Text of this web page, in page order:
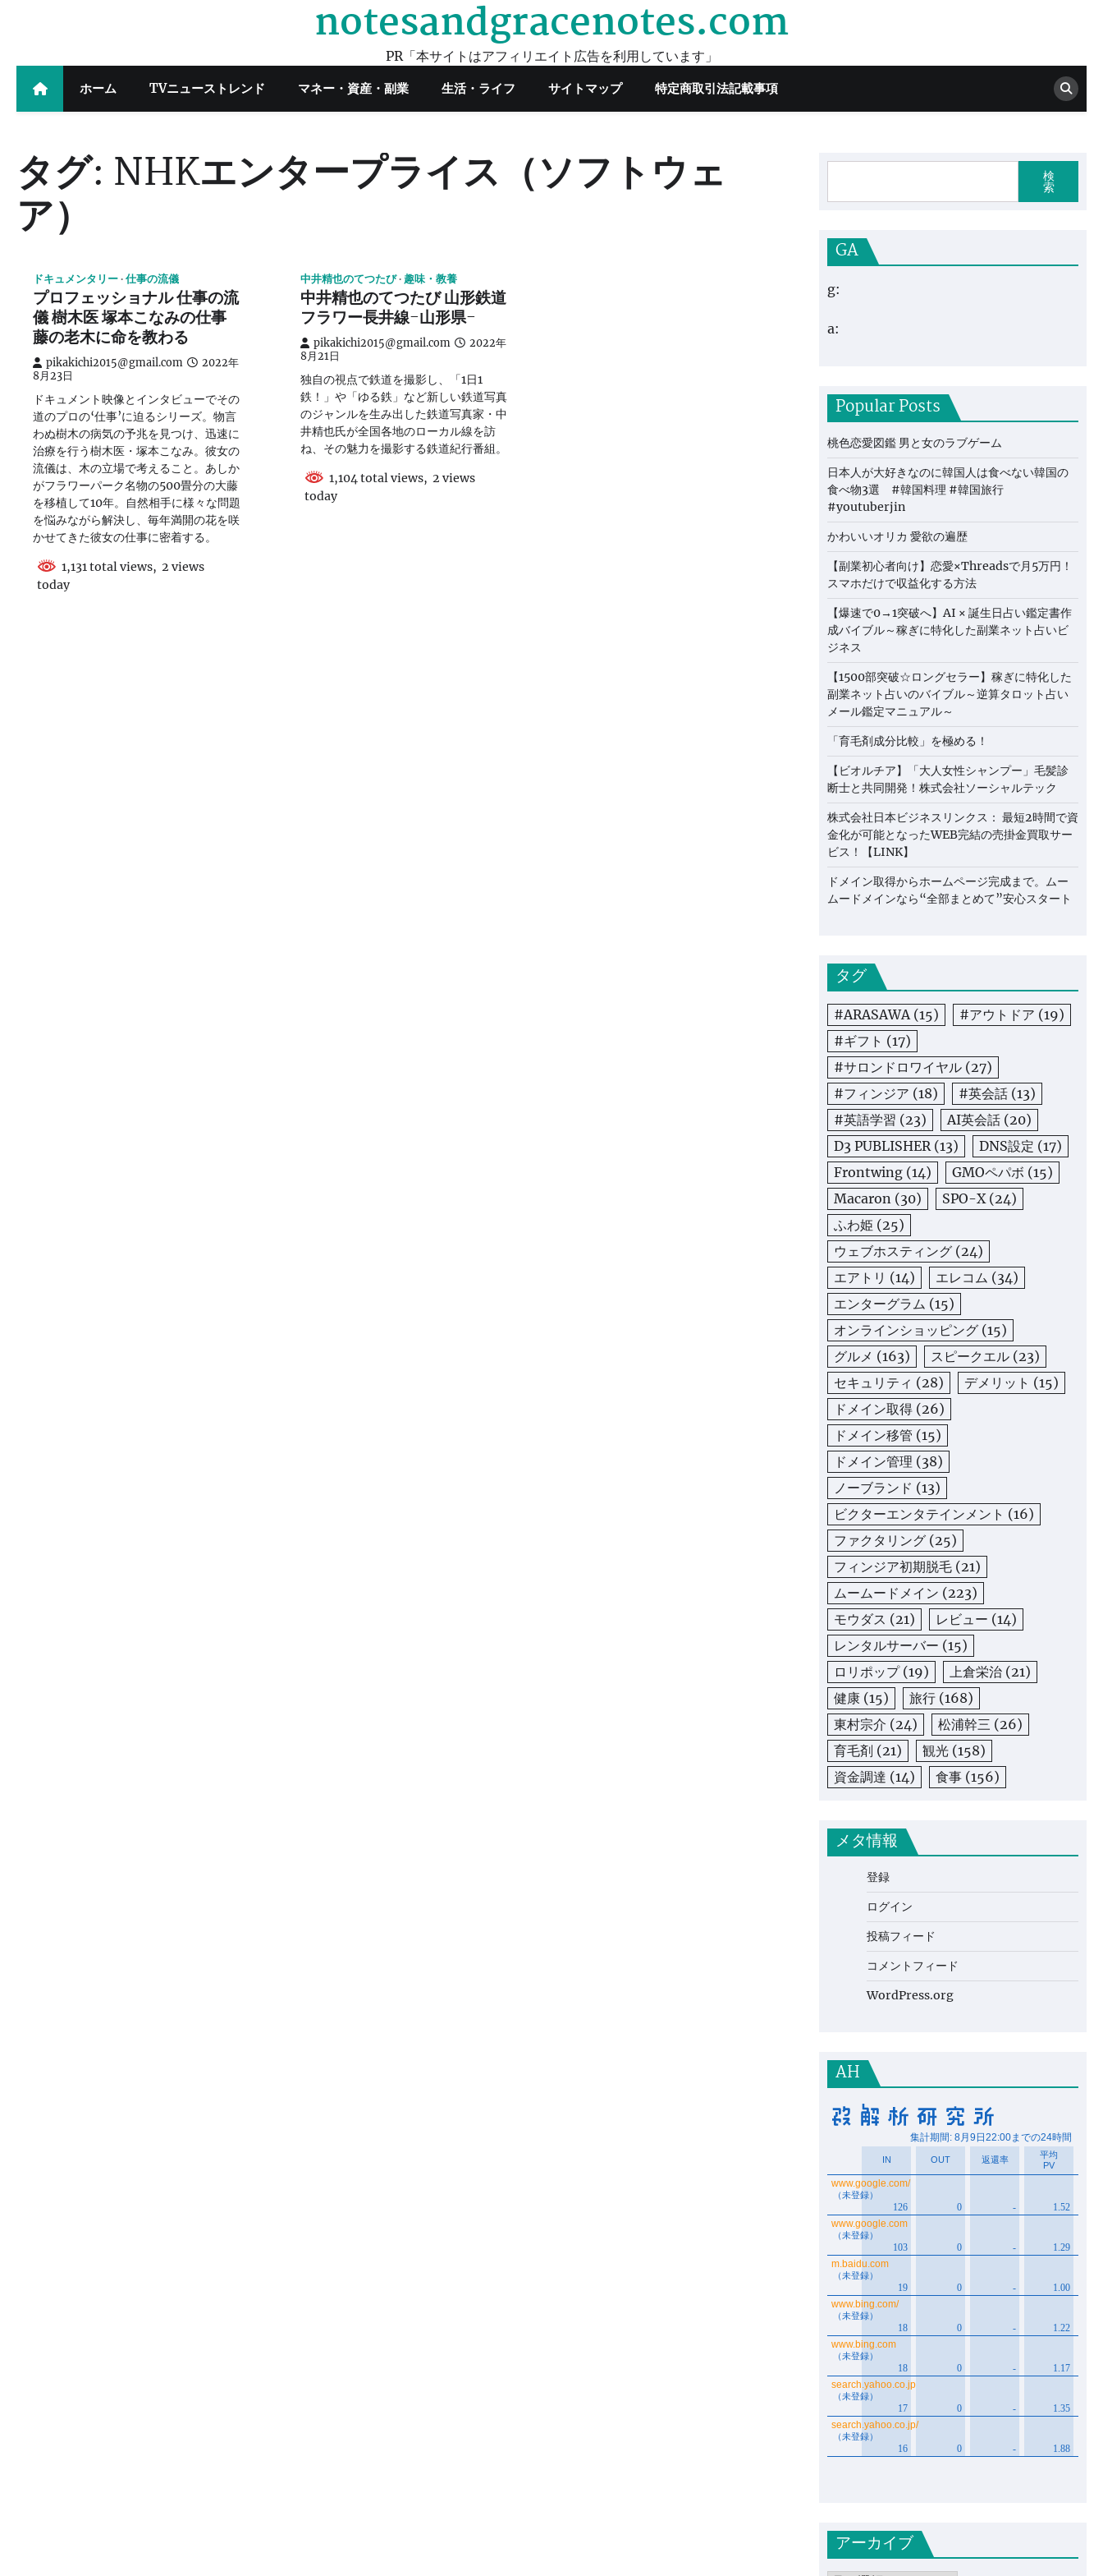
notesandgracenotes.com
PR「本サイトはアフィリエイト広告を利用しています」
ホーム TVニューストレンド マネー・資産・副業 生活・ライフ サイトマップ 特定商取引法記載事項
タグ: NHKエンタープライス（ソフトウェ
ア）
ドキュメンタリー 仕事の流儀
プロフェッショナル 仕事の流
儀 樹木医 塚本こなみの仕事
藤の老木に命を教わる
pikakichi2015@gmail.com
2022年
8月23日
ドキュメント映像とインタビューでその
道のプロの‘仕事’に迫るシリーズ。物言
わぬ樹木の病気の予兆を見つけ、迅速に
治療を行う樹木医・塚本こなみ。彼女の
流儀は、木の立場で考えること。あしか
がフラワーパーク名物の500畳分の大藤
を移植して10年。自然相手に様々な問題
を悩みながら解決し、毎年満開の花を咲
かせてきた彼女の仕事に密着する。
1,131 total views, 2 views
today
中井精也のてつたび 趣味・教養
中井精也のてつたび 山形鉄道
フラワー長井線-山形県-
pikakichi2015@gmail.com
2022年
8月21日
独自の視点で鉄道を撮影し、「1日1
鉄！」や「ゆる鉄」など新しい鉄道写真
のジャンルを生み出した鉄道写真家・中
井精也氏が全国各地のローカル線を訪
ね、その魅力を撮影する鉄道紀行番組。
1,104 total views, 2 views
today
検
索
GA
g:
a:
Popular Posts
桃色恋愛図鑑 男と女のラブゲーム
日本人が大好きなのに韓国人は食べない韓国の
食べ物3選 #韓国料理 #韓国旅行
#youtuberjin
かわいいオリカ 愛欲の遍歴
【副業初心者向け】恋愛×Threadsで月5万円！
スマホだけで収益化する方法
【爆速で0→1突破へ】AI × 誕生日占い鑑定書作
成バイブル～稼ぎに特化した副業ネット占いビ
ジネス
【1500部突破☆ロングセラー】稼ぎに特化した
副業ネット占いのバイブル～逆算タロット占い
メール鑑定マニュアル～
「育毛剤成分比較」を極める！
【ビオルチア】「大人女性シャンプー」毛髪診
断士と共同開発！株式会社ソーシャルテック
株式会社日本ビジネスリンクス： 最短2時間で資
金化が可能となったWEB完結の売掛金買取サー
ビス！【LINK】
ドメイン取得からホームページ完成まで。ムー
ムードメインなら“全部まとめて”安心スタート
タグ
#ARASAWA(15) #アウトドア (19)
#ギフト (17)
#サロンドロワイヤル (27)
#フィンジア (18) #英会話 (13)
#英語学習 (23) AI英会話 (20)
D3 PUBLISHER(13) DNS設定 (17)
Frontwing (14) GMOペパボ (15)
Macaron (30) SPO-X(24)
ふわ姫 (25)
ウェブホスティング (24)
エアトリ (14) エレコム (34)
エンターグラム (15)
オンラインショッピング (15)
グルメ (163) スピークエル (23)
セキュリティ (28) デメリット (15)
ドメイン取得 (26)
ドメイン移管 (15)
ドメイン管理 (38)
ノーブランド (13)
ビクターエンタテインメント (16)
ファクタリング (25)
フィンジア初期脱毛 (21)
ムームードメイン (223)
モウダス (21) レビュー (14)
レンタルサーバー (15)
ロリポップ(19) 上倉栄治 (21)
健康 (15) 旅行 (168)
東村宗介 (24) 松浦幹三 (26)
育毛剤 (21) 観光 (158)
資金調達 (14) 食事 (156)
メタ情報
登録
ログイン
投稿フィード
コメントフィード
WordPress.org
AH
アーカイブ